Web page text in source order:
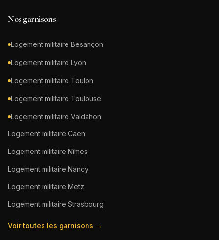
Nos garnisons
Logement militaire Besançon
Logement militaire Lyon
Logement militaire Toulon
Logement militaire Toulouse
Logement militaire Valdahon
Logement militaire Caen
Logement militaire Nîmes
Logement militaire Nancy
Logement militaire Metz
Logement militaire Strasbourg
Voir toutes les garnisons →